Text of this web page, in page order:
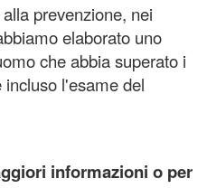
prevenzione, nei
elaborato uno
che abbia superato i
l'esame del
informazioni o per